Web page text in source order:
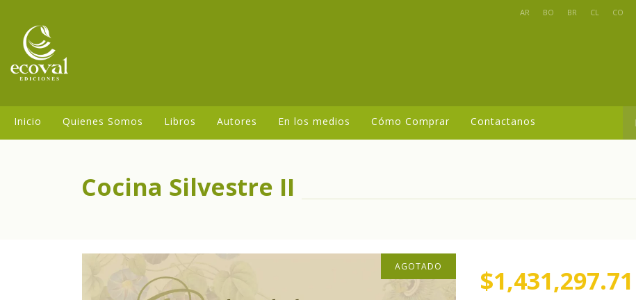
AR BO BR CL CO
Inicio Quienes Somos Libros Autores En los medios Cómo Comprar Contactanos
Cocina Silvestre II
AGOTADO $1,431,297.71